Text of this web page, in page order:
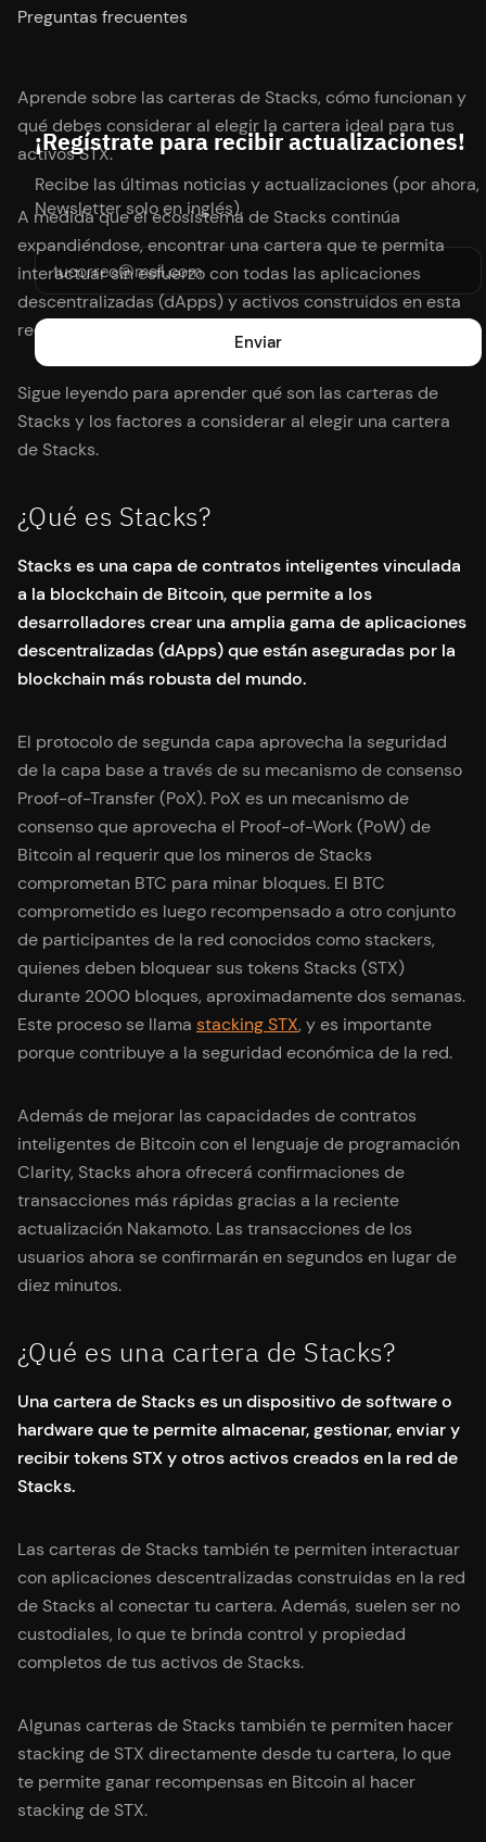
Preguntas frecuentes
¡Regístrate para recibir actualizaciones!
Recibe las últimas noticias y actualizaciones (por ahora,
Newsletter solo en inglés).
Aprende sobre las carteras de Stacks, cómo funcionan y
qué debes considerar al elegir la cartera ideal para tus
activos STX.
A medida que el ecosistema de Stacks continúa
expandiéndose, encontrar una cartera que te permita
interactuar sin esfuerzo con todas las aplicaciones
descentralizadas (dApps) y activos construidos en esta
red de Capa 2 es esencial.
Sigue leyendo para aprender qué son las carteras de
Stacks y los factores a considerar al elegir una cartera
de Stacks.
¿Qué es Stacks?
Stacks es una capa de contratos inteligentes vinculada
a la blockchain de Bitcoin, que permite a los
desarrolladores crear una amplia gama de aplicaciones
descentralizadas (dApps) que están aseguradas por la
blockchain más robusta del mundo.
El protocolo de segunda capa aprovecha la seguridad
de la capa base a través de su mecanismo de consenso
Proof-of-Transfer (PoX). PoX es un mecanismo de
consenso que aprovecha el Proof-of-Work (PoW) de
Bitcoin al requerir que los mineros de Stacks
comprometan BTC para minar bloques. El BTC
comprometido es luego recompensado a otro conjunto
de participantes de la red conocidos como stackers,
quienes deben bloquear sus tokens Stacks (STX)
durante 2000 bloques, aproximadamente dos semanas.
Este proceso se llama stacking STX, y es importante
porque contribuye a la seguridad económica de la red.
Además de mejorar las capacidades de contratos
inteligentes de Bitcoin con el lenguaje de programación
Clarity, Stacks ahora ofrecerá confirmaciones de
transacciones más rápidas gracias a la reciente
actualización Nakamoto. Las transacciones de los
usuarios ahora se confirmarán en segundos en lugar de
diez minutos.
¿Qué es una cartera de Stacks?
Una cartera de Stacks es un dispositivo de software o
hardware que te permite almacenar, gestionar, enviar y
recibir tokens STX y otros activos creados en la red de
Stacks.
Las carteras de Stacks también te permiten interactuar
con aplicaciones descentralizadas construidas en la red
de Stacks al conectar tu cartera. Además, suelen ser no
custodiales, lo que te brinda control y propiedad
completos de tus activos de Stacks.
Algunas carteras de Stacks también te permiten hacer
stacking de STX directamente desde tu cartera, lo que
te permite ganar recompensas en Bitcoin al hacer
stacking de STX.